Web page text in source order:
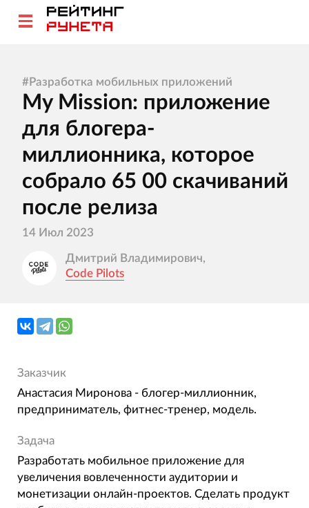
#Разработка мобильных приложений
My Mission: приложение
для блогера-
миллионника, которое
собрало 65 00 скачиваний
после релиза
14 Июл 2023
Дмитрий Владимирович,
Code Pilots
Заказчик
Анастасия Миронова - блогер-миллионник,
предприниматель, фитнес-тренер, модель.
Задача
Разработать мобильное приложение для
увеличения вовлеченности аудитории и
монетизации онлайн-проектов. Сделать продукт